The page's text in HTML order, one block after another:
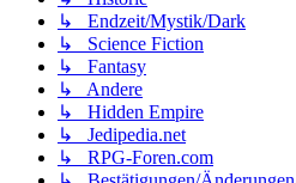
↳ Endzeit/Mystik/Dark
↳ Science Fiction
↳ Fantasy
↳ Andere
↳ Hidden Empire
↳ Jedipedia.net
↳ RPG-Foren.com